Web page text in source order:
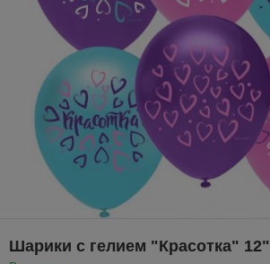
Шарики с гелием "Красотка" 12"